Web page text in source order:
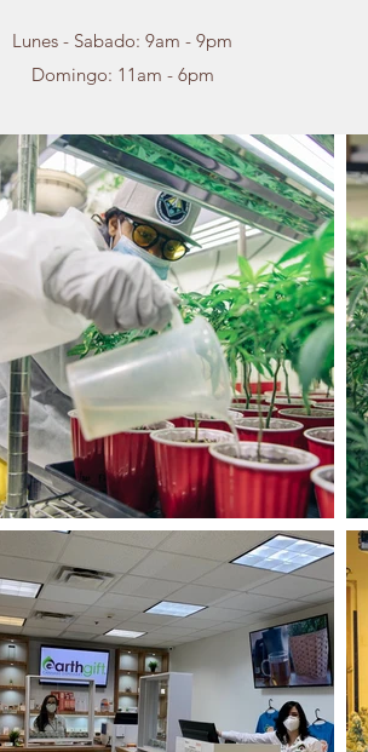
Lunes - Sabado: 9am - 9pm
Domingo: 11am - 6pm